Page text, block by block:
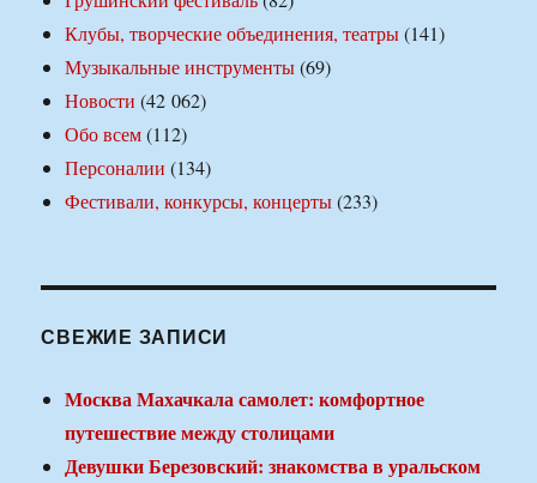
Клубы, творческие объединения, театры(141)
Музыкальные инструменты(69)
Новости (42 062)
Обо всем(112)
Персоналии (134)
Фестивали, конкурсы, концерты(233)
СВЕЖИЕ ЗАПИСИ
Москва Махачкала самолет: комфортное
путешествие между столицами
Девушки Березовский: знакомства в уральском